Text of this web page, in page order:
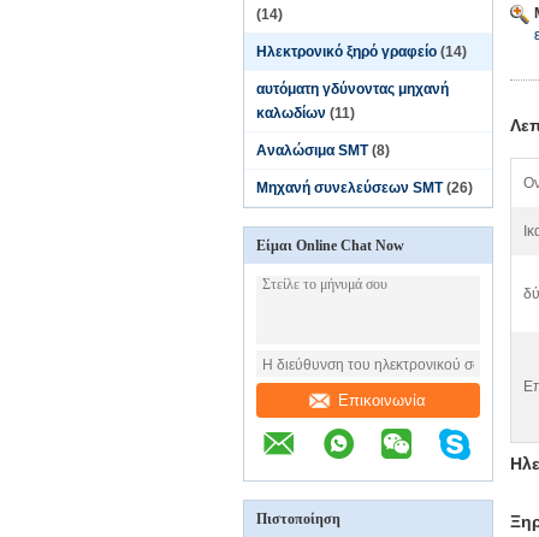
(14)
Ηλεκτρονικό ξηρό γραφείο (14)
αυτόματη γδύνοντας μηχανή
καλωδίων (11)
Αναλώσιμα SMT (8)
Μηχανή συνελεύσεων SMT (26)
Είμαι Online Chat Now
Επικοινωνία
Πιστοποίηση